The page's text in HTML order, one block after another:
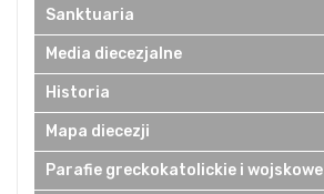
Sanktuaria
Media diecezjalne
Historia
Mapa diecezji
Parafie greckokatolickie i wojskowe